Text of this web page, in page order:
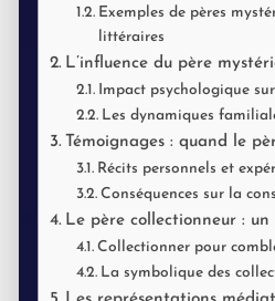
Exemples de pères
littéraires
L’influence du père
Impact psychologique
Les dynamiques
Témoignages : quand le
Récits personnels et
Conséquences sur la
Le père collectionneur :
Collectionner pour
La symbolique des